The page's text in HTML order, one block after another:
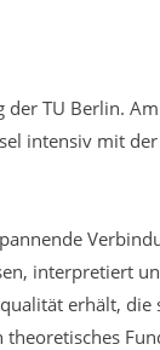
der TU Berlin.
intensiv mit
interpretiert
erhält,